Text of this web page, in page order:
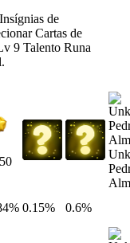
de
Cartas de
9 Talento Runa
0.15% 0.6%